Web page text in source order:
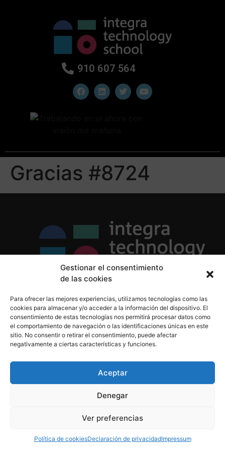
Gestionar el consentimiento
de las cookies
Para ofrecer las mejores experiencias, utilizamos tecnologías como las
cookies para almacenar y/o acceder a la información del dispositivo. El
consentimiento de estas tecnologías nos permitirá procesar datos como
el comportamiento de navegación o las identificaciones únicas en este
sitio. No consentir o retirar el consentimiento, puede afectar
negativamente a ciertas características y funciones.
Aceptar
Denegar
Ver preferencias
Política de cookiesDeclaración de privacidadImpressum
910 607 564
Gracias #8724
Política de Privacidad
Política de Cookies
Aviso Legal
informacion@integratecnologia.es
910 607 564
derechos reservados